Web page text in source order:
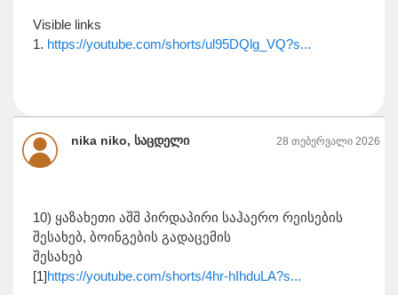
Visible links
1. https://youtube.com/shorts/ul95DQlg_VQ?s...
nika niko, საცდელი 28 თებერვალი 2026
10) ყაზახეთი აშშ პირდაპირი საჰაერო რეისების
შესახებ, ბოინგების გადაცემის
შესახებ
[1]https://youtube.com/shorts/4hr-hIhduLA?s...